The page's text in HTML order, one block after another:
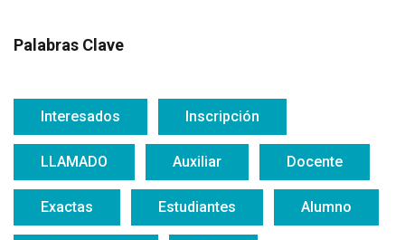
Palabras Clave
Interesados Inscripción
LLAMADO Auxiliar Docente
Exactas Estudiantes Alumno